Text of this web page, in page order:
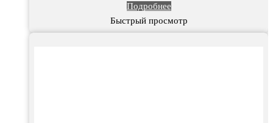
Подробнее
Быстрый просмотр